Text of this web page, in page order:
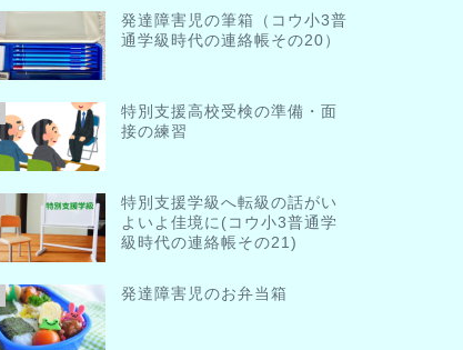
発達障害児の筆箱（コウ小3普
通学級時代の連絡帳その20）
特別支援高校受検の準備・面
接の練習
特別支援学級へ転級の話がい
よいよ佳境に(コウ小3普通学
級時代の連絡帳その21)
発達障害児のお弁当箱